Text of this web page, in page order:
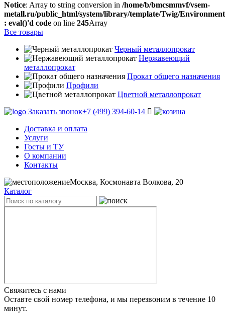
Notice: Array to string conversion in /home/b/bmcsmmvf/vsem-
metall.ru/public_html/system/library/template/Twig/
: eval()'d code on line 245Array
Все товары
Черный металлопрокат
Нержавеющий
металлопрокат
Прокат общего назначения
Профили
Цветной металлопрокат
Заказать звонок+7 (499) 394-60-14
Доставка и оплата
Услуги
Госты и ТУ
О компании
Контакты
Москва, Космонавта Волкова, 20
Каталог
Свяжитесь с нами
Оставте свой номер телефона, и мы перезвоним в течение 10
минут.